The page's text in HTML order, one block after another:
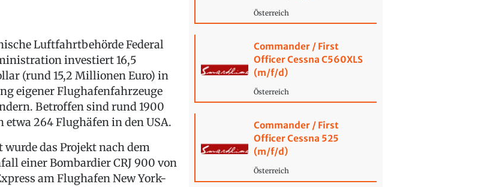
Luftfahrtbehörde Federal
investiert 16,5
(rund 15,2 Millionen Euro) in
eigener Flughafenfahrzeuge
Betroffen sind rund 1900
etwa 264 Flughäfen in den USA.
wurde das Projekt nach dem
einer Bombardier CRJ 900 von
am Flughafen New York-
Österreich
Commander / First
Officer Cessna C560XLS
(m/f/d)
Österreich
Commander / First
Officer Cessna 525
(m/f/d)
Österreich